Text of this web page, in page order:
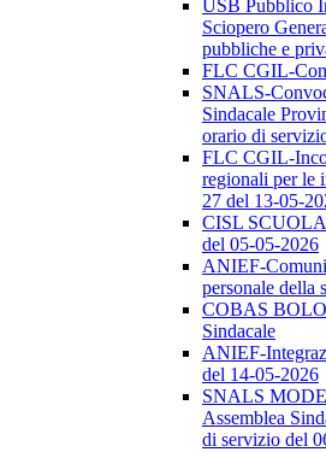
USB Pubblico
Sciopero
pubbliche e
FLC CGIL-
SNALS-
Sindacale
orario di
FLC CGIL-
regionali per le
27 del 13-05-
CISL
del 05-05-2026
ANIEF-
personale della
COBAS
Sindacale
ANIEF-
del 14-05-2026
SNALS
Assemblea
di servizio del